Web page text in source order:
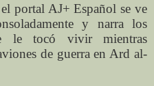
portal AJ+ Español se ve
y narra los
le tocó vivir mientras
de guerra en Ard al-